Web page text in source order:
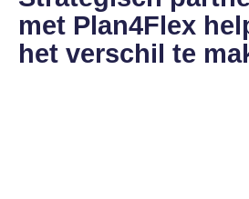
met Plan4Flex
het verschil te